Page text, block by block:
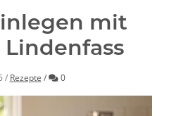
mit
/ Rezepte / Kommentare
0